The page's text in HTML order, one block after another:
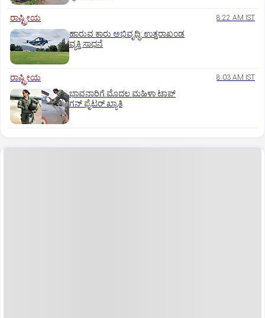
ರಾಷ್ಟ್ರೀಯ 8:22 AM IST
ಹಾರುವ ಕಾರು ಅಭಿವೃದ್ಧಿ: ಉತ್ತರಾಖಂಡ
ವ್ಯಕ್ತಿ ಸಾಧನೆ
ರಾಷ್ಟ್ರೀಯ 8:03 AM IST
ಭಾವನಾರಿಗೆ ಮೊದಲ ಮಹಿಳಾ ಟಾಪ್‌
ಗನ್‌ ಫೈಟರ್‌ ಖ್ಯಾತಿ